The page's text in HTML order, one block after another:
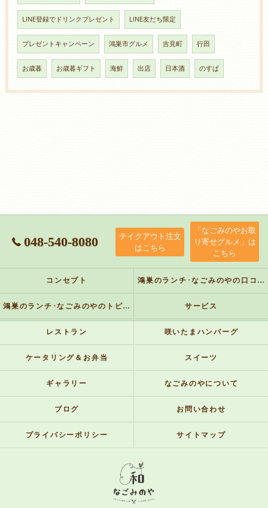
LINE登録でドリンクプレゼント LINE友だち限定
プレゼントキャンペーン 鴻巣市グルメ 吉見町 行田
お歳暮 お歳暮ギフト 海鮮 出店 日本酒 のすぱ
048-540-8080
テイクアウト注文
はこちら
「なごみのやお取
り寄せグルメ」は
こちら
コンセプト 鴻巣のランチ･なごみのやの口コミ情報
鴻巣のランチ･なごみのやのトピックス サービス
レストラン 咲いたまハンバーグ
ケータリング＆お弁当 スイーツ
ギャラリー なごみのやについて
ブログ お問い合わせ
プライバシーポリシー サイトマップ